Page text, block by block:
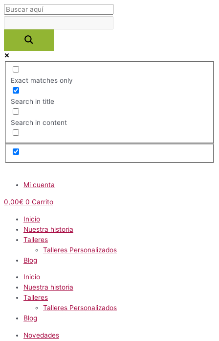
Ir
al
contenido
Exact matches only
Search in title
Search in content
Menú Mi cuenta
0,00€ 0 Carrito
Inicio
Nuestra historia
Talleres
Talleres Personalizados
Blog
Inicio
Nuestra historia
Talleres
Talleres Personalizados
Blog
Novedades